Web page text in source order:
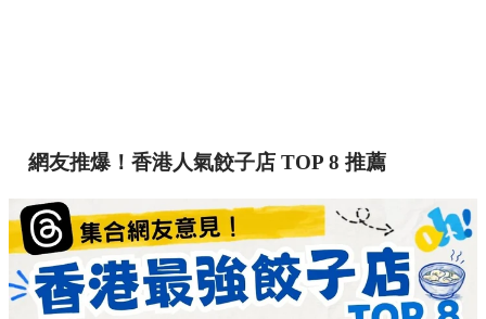
網友推爆！香港人氣餃子店 TOP 8 推薦